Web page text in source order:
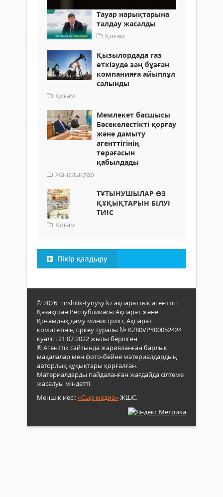
Тауар нарықтарына
талдау жасалды
Қоғам
Қызылордада газ
өткізуде заң бұзған
компанияға айыппұл
салынды
Қоғам
Мемлекет басшысы
Бәсекелестікті қорғау
және дамыту
агенттігінің
төрағасын
қабылдады
Жаңалықтар
ТҰТЫНУШЫЛАР ӨЗ
ҚҰҚЫҚТАРЫН БІЛУІ
ТИІС
Қоғам
Пікір қалдыру
© 2026. Tirshilik-tynysy.kz ақпараттық агенттігі.
Қазақстан Республикасы Ақпарат және
Қоғамдық даму министрлігі, Ақпарат
комитетінің тіркеу туралы № KZ80VPY00052424
куәлігі 21.07.2022 жылы берілген.
® Агенттік сайтында жарияланған барлық
мақалалар мен фото-бейне материалдардың
авторлық құқықтары қорғалған.
Материалдарды пайдаланған жағдайда сілтеме
жасалуы міндетті.
Меншік иесі:«Сыр медиа»ЖШС.